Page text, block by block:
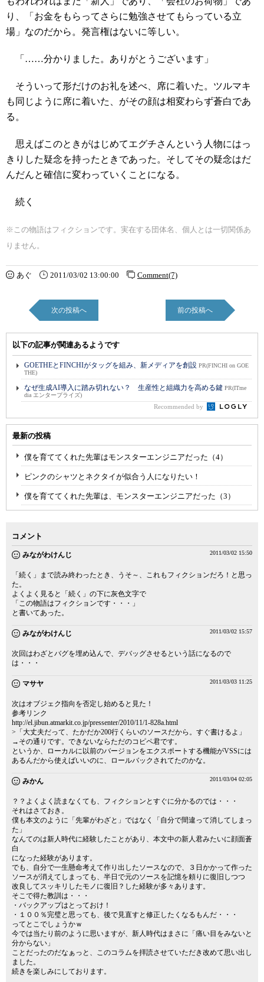
り、「お金をもらってさらに勉強させてもらっている立
場」なのだから。発言権はないに等しい。
「……分かりました。ありがとうございます」
そういって形だけのお礼を述べ、席に着いた。ツルマキ
も同じように席に着いた、がその顔は相変わらず蒼白であ
る。
思えばこのときがはじめてエグチさんという人物にはっ
きりした疑念を持ったときであった。そしてその疑念はだ
んだんと確信に変わっていくことになる。
続く
※この物語はフィクションです。実在する団体名、個人とは一切関係あ
りません。
あぐ 2011/03/02 13:00:00 Comment(7)
次の投稿へ 前の投稿へ
以下の記事が関連あるようです
GOETHEとFINCHIがタッグを組み、新メディアを創設 PR(FINCHI on GOE
THE)
なぜ生成AI導入に踏み切れない？ 生産性と組織力を高める鍵 PR(ITme
dia エンタープライズ)
Recommended by
最新の投稿
僕を育ててくれた先輩はモンスターエンジニアだった（4）
ピンクのシャツとネクタイが似合う人になりたい！
僕を育ててくれた先輩は、モンスターエンジニアだった（3）
コメント
みながわけんじ 2011/03/02 15:50
「続く」まで読み終わったとき、うそ～、これもフィクションだろ！と思っ
た。
よくよく見ると「続く」の下に灰色文字で
「この物語はフィクションです・・・」
と書いてあった。
みながわけんじ 2011/03/02 15:57
次回はわざとバグを埋め込んで、デバッグさせるという話になるので
は・・・
マサヤ 2011/03/03 11:25
次はオブジェク指向を否定し始めると見た！
参考リンク
http://el.jibun.atmarkit.co.jp/pressenter/2010/11/1-828a.html
>「大丈夫だって、たかだか200行くらいのソースだから。すぐ書けるよ」
→その通りです。できないならただのコピペ君です。
というか、ローカルに以前のバージョンをエクスポートする機能がVSSには
あるんだから使えばいいのに、ロールバックされてたのかな。
みかん 2011/03/04 02:05
？？よくよく読まなくても、フィクションとすぐに分かるのでは・・・
それはさておき。
僕も本文のように「先輩がわざと」ではなく「自分で間違って消してしまっ
た」
なんてのは新人時代に経験したことがあり、本文中の新人君みたいに顔面蒼
白
になった経験があります。
でも、自分で一生懸命考えて作り出したソースなので、３日かかって作った
ソースが消えてしまっても、半日で元のソースを記憶を頼りに復旧しつつ
改良してスッキリしたモノに復旧？した経験が多々あります。
そこで得た教訓は・・・
・バックアップはとっておけ！
・１００％完璧と思っても、後で見直すと修正したくなるもんだ・・・
ってとこでしょうかｗ
今では当たり前のように思いますが、新人時代はまさに「痛い目をみないと
分からない」
ことだったのだなぁっと、このコラムを拝読させていただき改めて思い出し
ました。
続きを楽しみにしております。